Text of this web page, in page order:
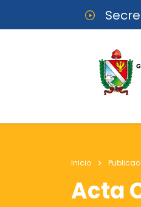
Inicio
Acta